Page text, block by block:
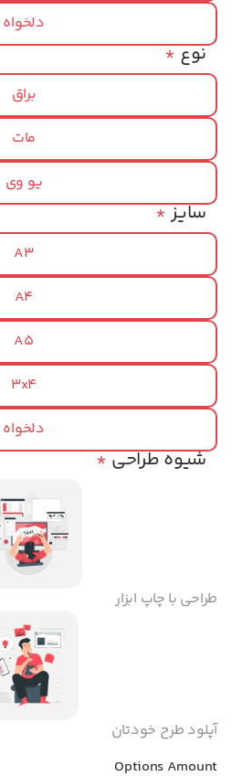
دلخواه
*نوع
براق
مات
یو وی
*سایز
A3
A4
A5
3x4
دلخواه
*شیوه طراحی
طراحی با چاپ ابزار
آپلود طرح خودتان
Options Amount